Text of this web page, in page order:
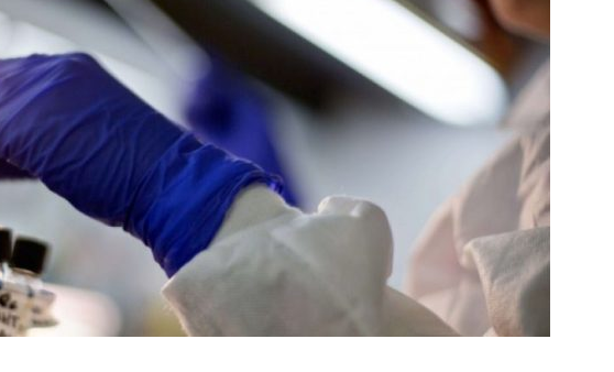
Aucun événement ne correspond à vos
critères.
Aucun événement ne correspond à vos
critères.